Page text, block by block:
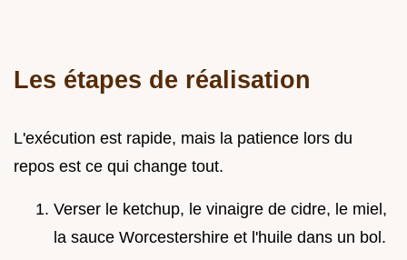
Les étapes de réalisation
L'exécution est rapide, mais la patience lors du
repos est ce qui change tout.
Verser le ketchup, le vinaigre de cidre, le miel,
la sauce Worcestershire et l'huile dans un bol.